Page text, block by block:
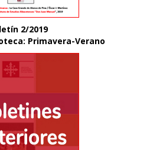
2/2019
Primavera-Verano